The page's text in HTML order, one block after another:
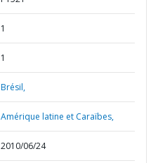
1
1
Brésil,
Amérique latine et Caraïbes,
2010/06/24